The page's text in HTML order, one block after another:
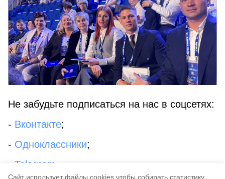
Cайт использует файлы cookies чтобы собирать статистику
Не забудьте подписаться на нас в соцсетях:
- Вконтакте;
- Одноклассники;
Telegram